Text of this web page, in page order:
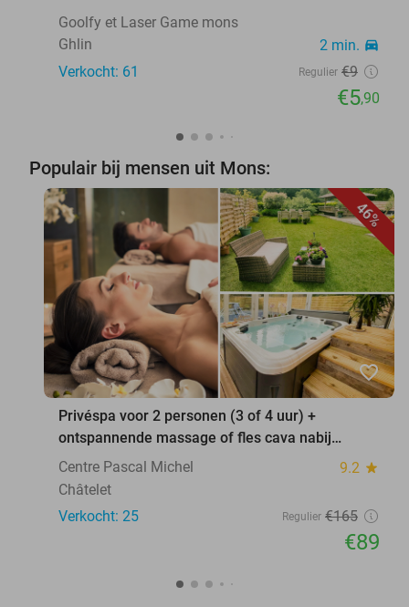
Goolfy et Laser Game mons
Ghlin
2 min. directions_car
Verkocht: 61 Regulier €9
€5,90
Populair bij mensen uit Mons:
46%
favorite_border
Privéspa voor 2 personen (3 of 4 uur) +
ontspannende massage of fles cava nabij
Charleroi
Centre Pascal Michel 9.2 star
Châtelet
Verkocht: 25
Regulier €165
€89